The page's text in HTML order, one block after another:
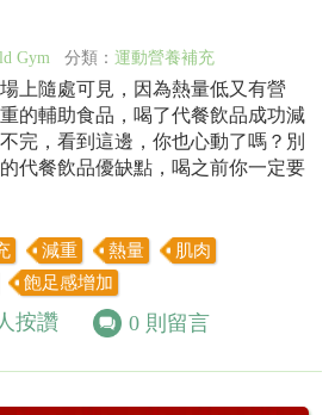
Gym 分類： 運動營養補充
上隨處可見，因為熱量低又有營
的輔助食品，喝了代餐飲品成功減
完，看到這邊，你也心動了嗎？別
代餐飲品優缺點，喝之前你一定要
減重 熱量
肌肉
飽足感增加
人按讚 0 則留言